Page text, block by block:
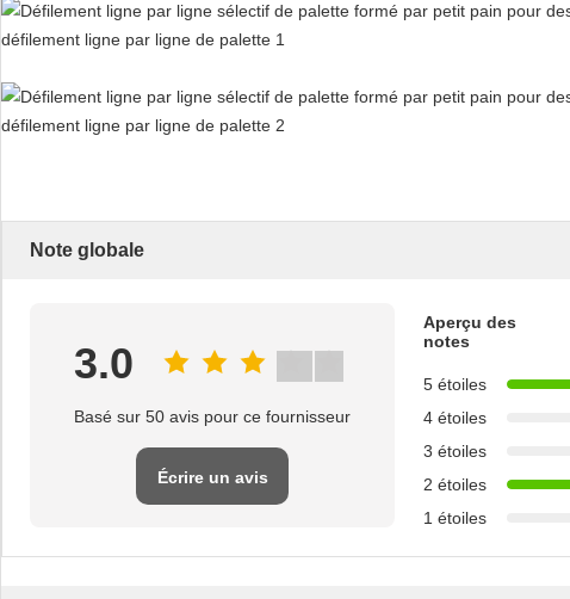
Note globale
3.0
Basé sur 50 avis pour ce fournisseur
Écrire un avis
Aperçu des
notes
5 étoiles
4 étoiles
3 étoiles
2 étoiles
1 étoiles